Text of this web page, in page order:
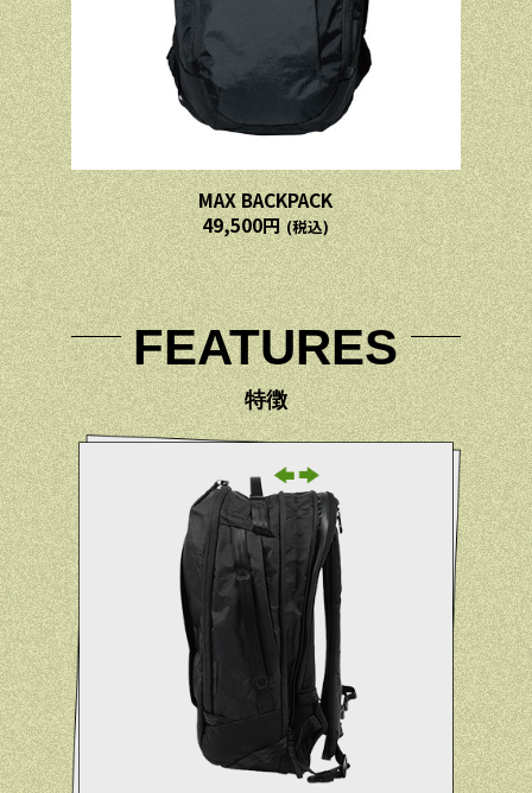
MAX BACKPACK
49,500円(税込)
FEATURES
特徴